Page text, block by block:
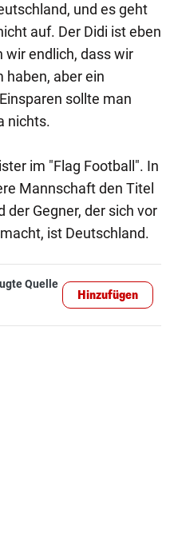
und es geht
auf. Der Didi ist eben
wir endlich, dass wir
haben, aber ein
sollte man
nichts.
im "Flag Football". In
Mannschaft den Titel
der Gegner, der sich vor
ist Deutschland.
Quelle
Hinzufügen